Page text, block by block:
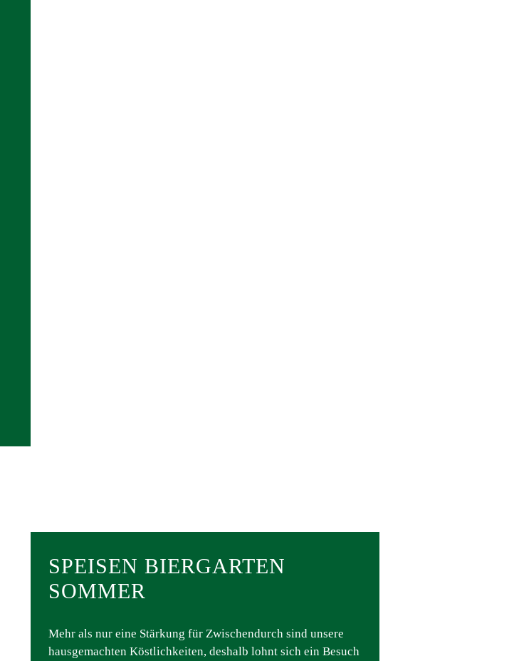
SPEISEN BIERGARTEN
SOMMER
Mehr als nur eine Stärkung für Zwischendurch sind unsere
hausgemachten Köstlichkeiten, deshalb lohnt sich ein Besuch